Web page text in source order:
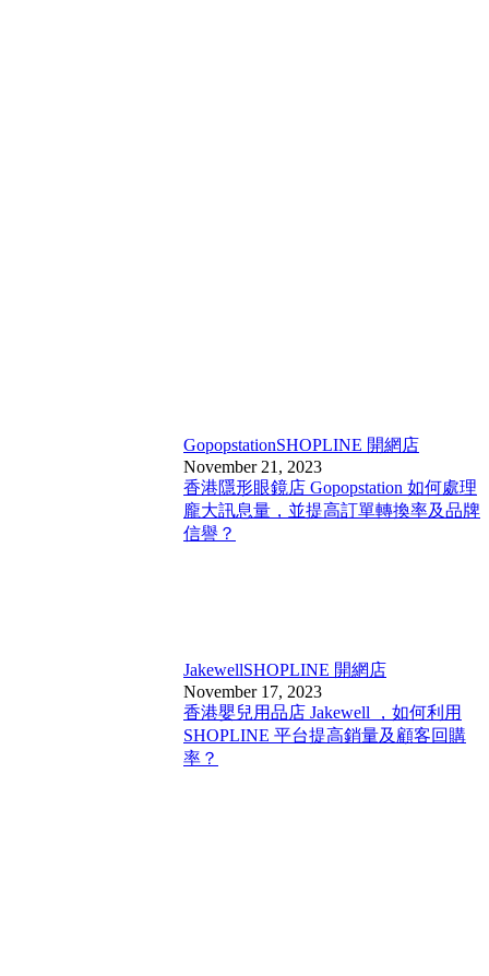
GopopstationSHOPLINE 開網店
November 21, 2023
香港隱形眼鏡店 Gopopstation 如何處理
龐大訊息量，並提高訂單轉換率及品牌
信譽？
JakewellSHOPLINE 開網店
November 17, 2023
香港嬰兒用品店 Jakewell ，如何利用
SHOPLINE 平台提高銷量及顧客回購
率？